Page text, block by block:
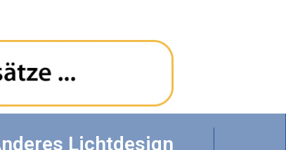
Lichtdesign